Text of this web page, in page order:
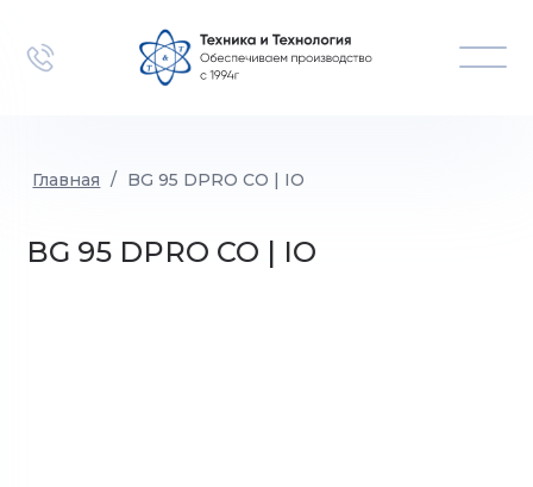
Главная / BG 95 DPRO CO | IO
BG 95 DPRO CO | IO